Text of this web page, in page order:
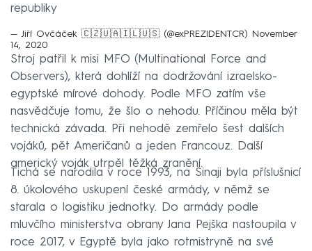
republiky
— Jiří Ovčáček 🇨🇿🇺🇦🇮🇱🇺🇸 (@exPREZIDENTCR)
November
14, 2020
Stroj patřil k misi MFO (Multinational Force and
Observers), která dohlíží na dodržování izraelsko-
egyptské mírové dohody. Podle MFO zatím vše
nasvědčuje tomu, že šlo o nehodu. Příčinou měla být
technická závada. Při nehodě zemřelo šest dalších
vojáků, pět Američanů a jeden Francouz. Další
americký voják utrpěl těžká zranění.
Tichá se narodila v roce 1993, na Sinaji byla příslušnicí
8. úkolového uskupení české armády, v němž se
starala o logistiku jednotky. Do armády podle
mluvčího ministerstva obrany Jana Pejška nastoupila v
roce 2017, v Egyptě byla jako rotmistryně na své